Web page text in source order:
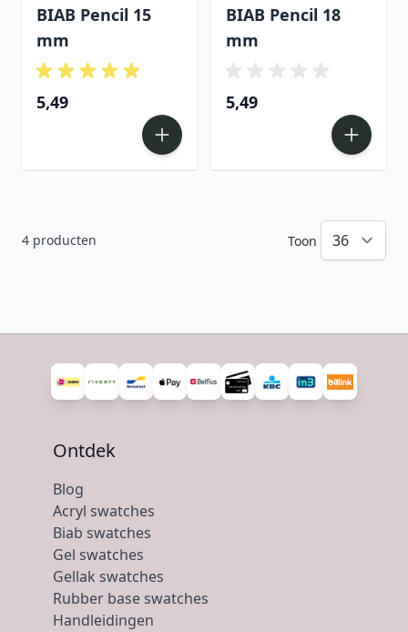
BIAB Pencil 15
mm
5,49
BIAB Pencil 18
mm
5,49
4 producten Toon
Ontdek
Blog
Acryl swatches
Biab swatches
Gel swatches
Gellak swatches
Rubber base swatches
Handleidingen